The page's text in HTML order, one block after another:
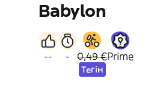
Babylon
-- - 0,49 €
Тегін
Prime